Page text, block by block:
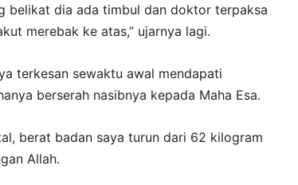
belikat dia ada timbul dan doktor terpaksa
merebak ke atas,” ujarnya lagi.
terkesan sewaktu awal mendapati
berserah nasibnya kepada Maha Esa.
berat badan saya turun dari 62 kilogram
Allah.